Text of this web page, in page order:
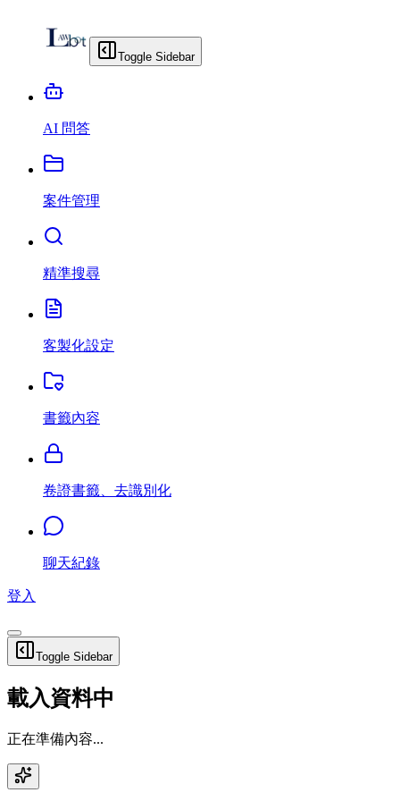
Toggle Sidebar
AI 問答
案件管理
精準搜尋
客製化設定
書籤內容
卷證書籤、去識別化
聊天紀錄
登入
Toggle Sidebar
載入資料中
正在準備內容...